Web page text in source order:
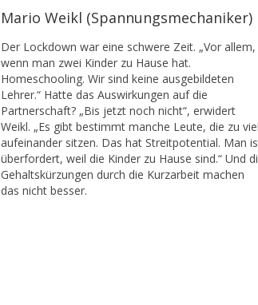
Mario Weikl (Spannungsmechaniker)
Der Lockdown war eine schwere Zeit. „Vor allem,
wenn man zwei Kinder zu Hause hat.
Homeschooling. Wir sind keine ausgebildeten
Lehrer.“ Hatte das Auswirkungen auf die
Partnerschaft? „Bis jetzt noch nicht“, erwidert
Weikl. „Es gibt bestimmt manche Leute, die zu
aufeinander sitzen. Das hat Streitpotential. Man
überfordert, weil die Kinder zu Hause sind.“ Und
Gehaltskürzungen durch die Kurzarbeit machen
das nicht besser.